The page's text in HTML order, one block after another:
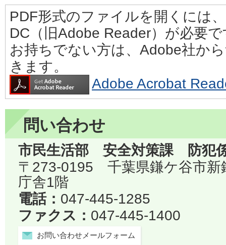
PDF形式のファイルを開くには
DC（旧Adobe Reader）が必要
お持ちでない方は、Adobe社か
きます。
Adobe Acrobat
問い合わせ
市民生活部 安全対策課 防犯
〒273-0195 千葉県鎌ケ谷市
庁舎1階
電話： 047-445-1285
ファクス： 047-445-1400
お問い合わせメールフォーム